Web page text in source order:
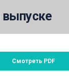
Смотреть PDF